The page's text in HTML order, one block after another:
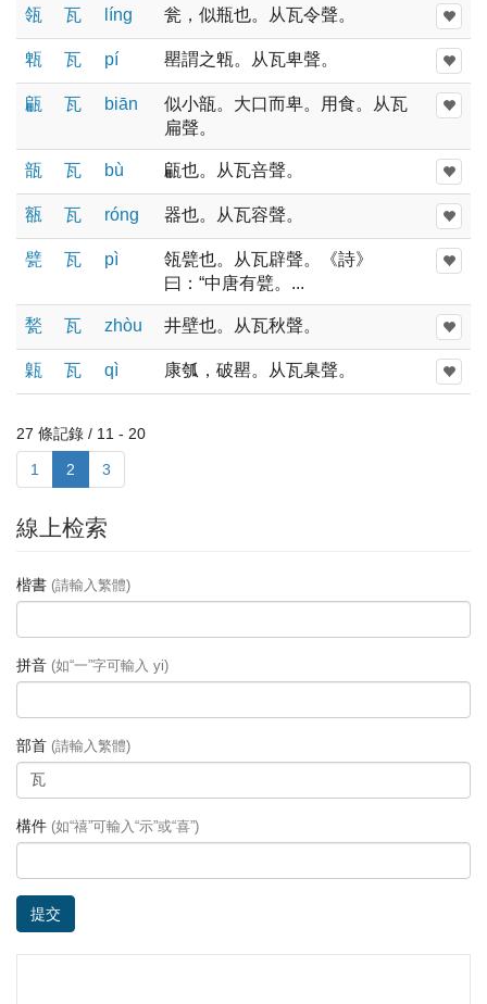
瓴 瓦 línɡ 瓮，似瓶也。从瓦令聲。
㼰 瓦 pí 罌謂之㼰。从瓦卑聲。
甂 瓦 biān
似小瓿。大口而卑。用食。从瓦
扁聲。
瓿 瓦 bù 甂也。从瓦咅聲。
㼸 瓦 rónɡ 器也。从瓦容聲。
甓 瓦 pì
瓴甓也。从瓦辟聲。《詩》
曰：“中唐有甓。...
甃 瓦 zhòu 井壁也。从瓦秋聲。
甈 瓦 qì 康瓠，破罌。从瓦臬聲。
27 條記錄 / 11 - 20
1 2 3
線上检索
楷書 (請輸入繁體)
拼音 (如“一”字可輸入 yi)
部首 (請輸入繁體)
構件 (如“禧”可輸入“示”或“喜”)
提交